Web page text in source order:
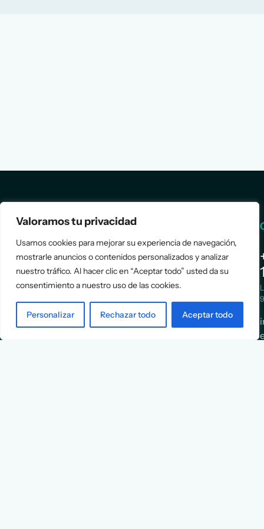
Valoramos tu privacidad
Usamos cookies para mejorar su experiencia de navegación,
mostrarle anuncios o contenidos personalizados y analizar
nuestro tráfico. Al hacer clic en “Aceptar todo” usted da su
consentimiento a nuestro uso de las cookies.
Personalizar Rechazar todo Aceptar todo
Española
de
Services
Assessment
Positioning
Strategy
Implementation
About Us
Services
Blog
Terms &